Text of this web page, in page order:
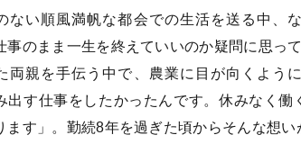
ない順風満帆な都会での生活を送る中、
事のまま一生を終えていいのか疑問に思っ
両親を手伝う中で、農業に目が向くよう
出す仕事をしたかったんです。休みなく
ます」。勤続8年を過ぎた頃からそんな想い